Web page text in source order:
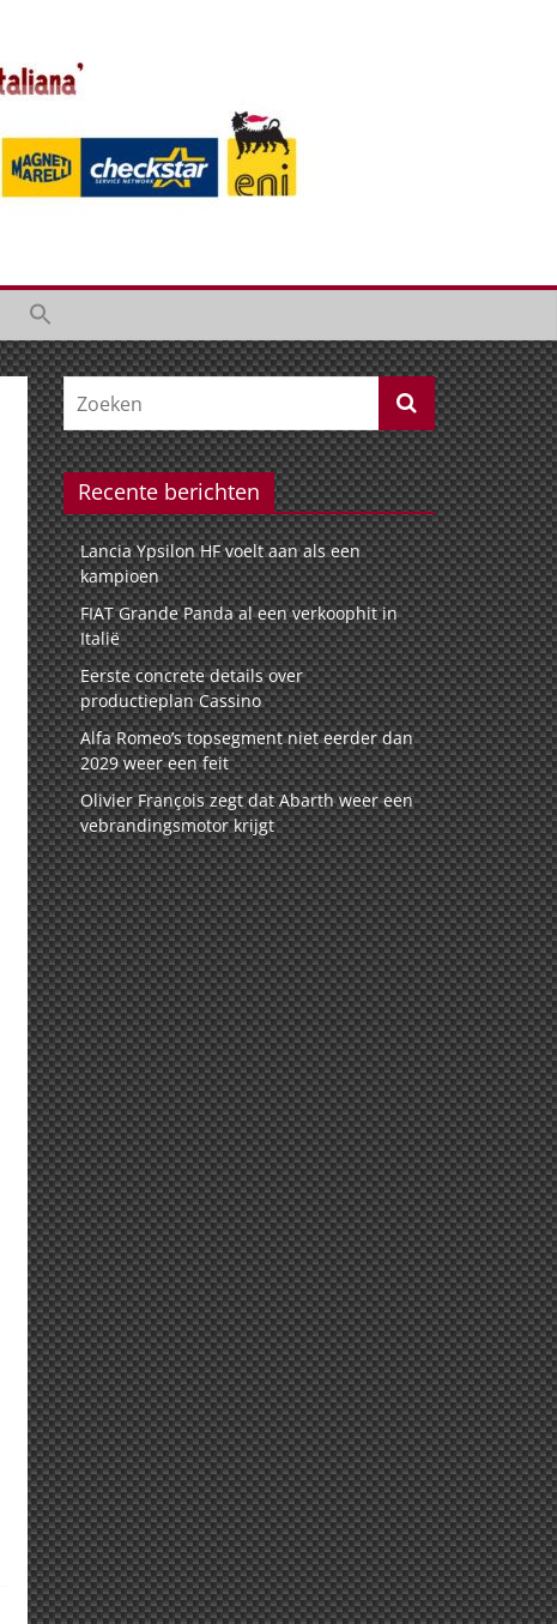
Recente berichten
Lancia Ypsilon HF voelt aan als een
kampioen
FIAT Grande Panda al een verkoophit in
Italië
Eerste concrete details over
productieplan Cassino
Alfa Romeo’s topsegment niet eerder dan
2029 weer een feit
Olivier François zegt dat Abarth weer een
vebrandingsmotor krijgt